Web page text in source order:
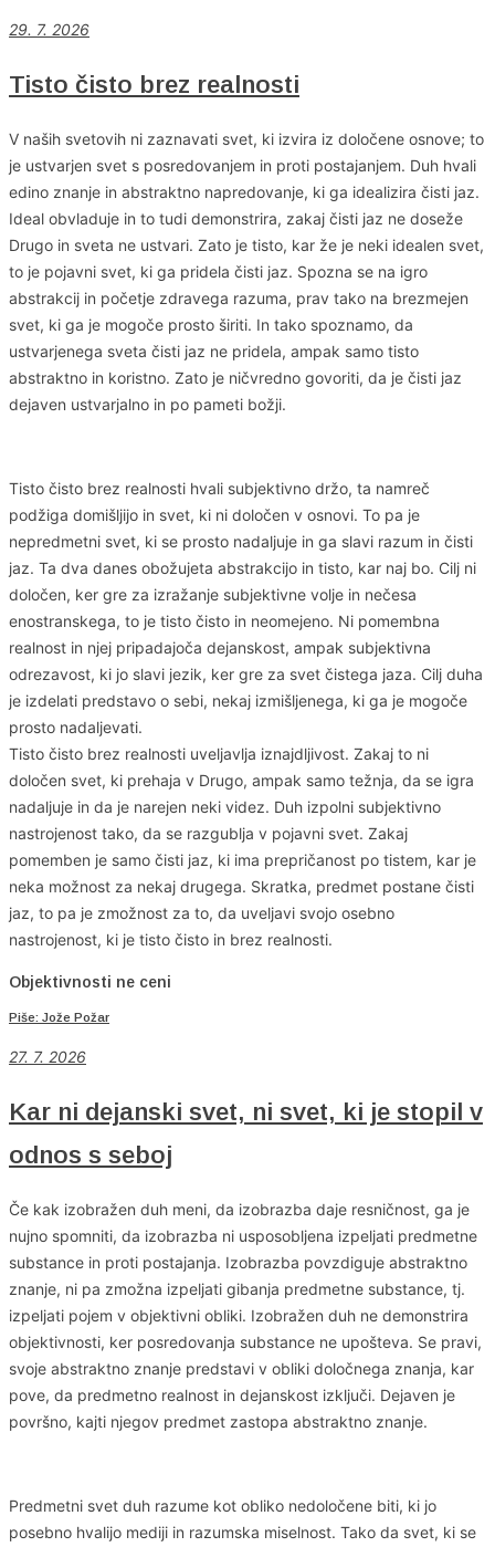
29. 7. 2026
Tisto čisto brez realnosti
V naših svetovih ni zaznavati svet, ki izvira iz določene osnove; to
je ustvarjen svet s posredovanjem in proti postajanjem. Duh hvali
edino znanje in abstraktno napredovanje, ki ga idealizira čisti jaz.
Ideal obvladuje in to tudi demonstrira, zakaj čisti jaz ne doseže
Drugo in sveta ne ustvari. Zato je tisto, kar že je neki idealen svet,
to je pojavni svet, ki ga pridela čisti jaz. Spozna se na igro
abstrakcij in početje zdravega razuma, prav tako na brezmejen
svet, ki ga je mogoče prosto širiti. In tako spoznamo, da
ustvarjenega sveta čisti jaz ne pridela, ampak samo tisto
abstraktno in koristno. Zato je ničvredno govoriti, da je čisti jaz
dejaven ustvarjalno in po pameti božji.
Tisto čisto brez realnosti hvali subjektivno držo, ta namreč
podžiga domišljijo in svet, ki ni določen v osnovi. To pa je
nepredmetni svet, ki se prosto nadaljuje in ga slavi razum in čisti
jaz. Ta dva danes obožujeta abstrakcijo in tisto, kar naj bo. Cilj ni
določen, ker gre za izražanje subjektivne volje in nečesa
enostranskega, to je tisto čisto in neomejeno. Ni pomembna
realnost in njej pripadajoča dejanskost, ampak subjektivna
odrezavost, ki jo slavi jezik, ker gre za svet čistega jaza. Cilj duha
je izdelati predstavo o sebi, nekaj izmišljenega, ki ga je mogoče
prosto nadaljevati.
Tisto čisto brez realnosti uveljavlja iznajdljivost. Zakaj to ni
določen svet, ki prehaja v Drugo, ampak samo težnja, da se igra
nadaljuje in da je narejen neki videz. Duh izpolni subjektivno
nastrojenost tako, da se razgublja v pojavni svet. Zakaj
pomemben je samo čisti jaz, ki ima prepričanost po tistem, kar je
neka možnost za nekaj drugega. Skratka, predmet postane čisti
jaz, to pa je zmožnost za to, da uveljavi svojo osebno
nastrojenost, ki je tisto čisto in brez realnosti.
Objektivnosti ne ceni
Piše: Jože Požar
27. 7. 2026
Kar ni dejanski svet, ni svet, ki je stopil v
odnos s seboj
Če kak izobražen duh meni, da izobrazba daje resničnost, ga je
nujno spomniti, da izobrazba ni usposobljena izpeljati predmetne
substance in proti postajanja. Izobrazba povzdiguje abstraktno
znanje, ni pa zmožna izpeljati gibanja predmetne substance, tj.
izpeljati pojem v objektivni obliki. Izobražen duh ne demonstrira
objektivnosti, ker posredovanja substance ne upošteva. Se pravi,
svoje abstraktno znanje predstavi v obliki določnega znanja, kar
pove, da predmetno realnost in dejanskost izključi. Dejaven je
površno, kajti njegov predmet zastopa abstraktno znanje.
Predmetni svet duh razume kot obliko nedoločene biti, ki jo
posebno hvalijo mediji in razumska miselnost. Tako da svet, ki se